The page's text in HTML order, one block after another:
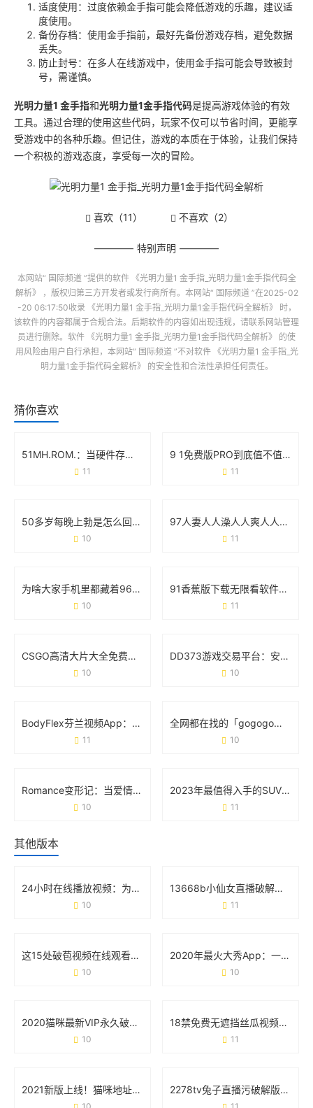
适度使用：过度依赖金手指可能会降低游戏的乐趣，建议适
度使用。
备份存档：使用金手指前，最好先备份游戏存档，避免数据
丢失。
防止封号：在多人在线游戏中，使用金手指可能会导致被封
号，需谨慎。
光明力量1 金手指和光明力量1金手指代码是提高游戏体验的有效
工具。通过合理的使用这些代码，玩家不仅可以节省时间，更能享
受游戏中的各种乐趣。但记住，游戏的本质在于体验，让我们保持
一个积极的游戏态度，享受每一次的冒险。
喜欢（11） 不喜欢（2）
特别声明
本网站“ 国际频道”提供的软件 《光明力量1 金手指_光明力量1金手指代码全
解析》
，版权归第三方开发者或发行商所有。本网站“ 国际频道”在2025-02
-20 06:17:50收录
《光明力量1 金手指_光明力量1金手指代码全解析》
时，
该软件的内容都属于合规合法。后期软件的内容如出现违规，请联系网站管理
员进行删除。软件 《光明力量1 金手指_光明力量1金手指代码全解析》
的使
用风险由用户自行承担，本网站“ 国际频道”不对软件 《光明力量1 金手指_光
明力量1金手指代码全解析》
的安全性和合法性承担任何责任。
猜你喜欢
51MH.ROM.：当硬件存储遇上智能生活的化学反应
11
9 1免费版PRO到底值不值得下载？这些细节必须看
11
50多岁每晚上勃是怎么回事？医生解读真实原因和应对方案
10
97人妻人人澡人人爽人人澡人人学生：一场关于符号与现实的碰撞
11
为啥大家手机里都藏着9612黄桃视频iOS？看完这几点你就懂了
10
91香蕉版下载无限看软件：用户关心的那些事儿
11
CSGO高清大片大全免费观看：玩家的必备资源库与实战技巧
10
DD373游戏交易平台：安全、高效与玩家信赖的虚拟经济枢纽
10
BodyFlex芬兰视频App：重新定义你的健身方式
11
全网都在找的「gogogo免费高清完整版」，到底有多香？
10
Romance变形记：当爱情在21世纪玩起“变装游戏”
10
2023年最值得入手的SUV车型排名前十名：家庭出行与越野性能如何选？
11
其他版本
24小时在线播放视频：为什么它正在重塑你的娱乐生活？
10
13668b小仙女直播破解版：用户关心的真相与避坑指南
11
这15处破苞视频在线观看的争议 背后藏着什么真相？
10
2020年最火大秀App：一场全民狂欢背后的真相
10
2020猫咪最新VIP永久破解版安卓版：用户真实需求与风险避坑指南
10
18禁免费无遮挡丝瓜视频大秀版：用户需求与平台安全的双向博弈
11
2021新版上线！猫咪地址在线观看的正确打开方式 2278tv兔子直播污破解版无限次数版：用户追捧背后的多重隐患